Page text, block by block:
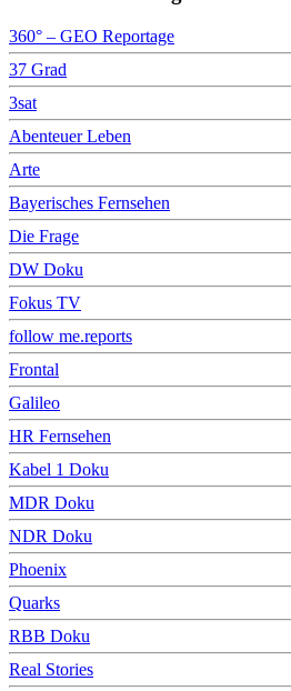
360° – GEO Reportage
37 Grad
3sat
Abenteuer Leben
Arte
Bayerisches Fernsehen
Die Frage
DW Doku
Fokus TV
follow me.reports
Frontal
Galileo
HR Fernsehen
Kabel 1 Doku
MDR Doku
NDR Doku
Phoenix
Quarks
RBB Doku
Real Stories